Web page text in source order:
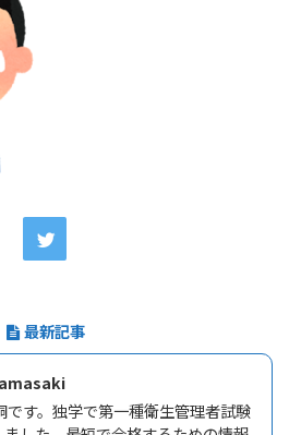
最新記事
です。独学で第一種衛生管理者試験